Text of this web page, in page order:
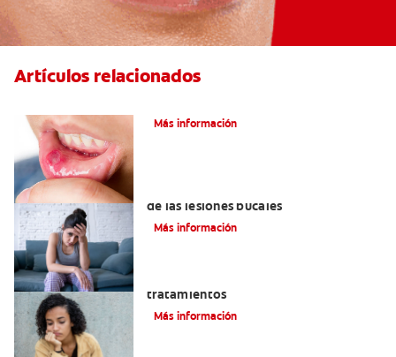
Artículos relacionados
Más información
de las lesiones bucales
Más información
tratamientos
Más información